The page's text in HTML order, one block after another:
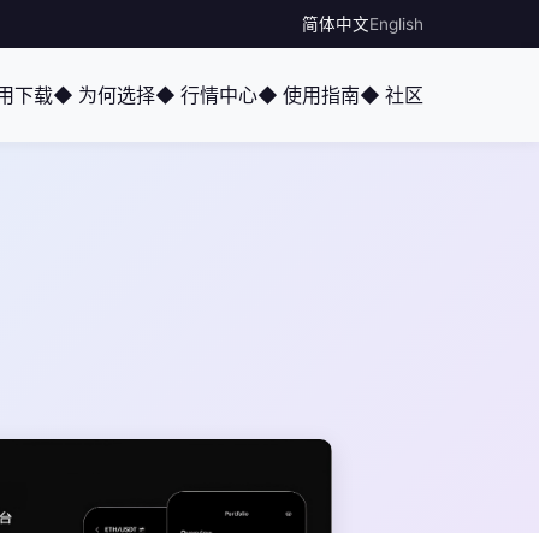
简体中文English
下载◆ 为何选择◆ 行情中心◆ 使用指南◆ 社区